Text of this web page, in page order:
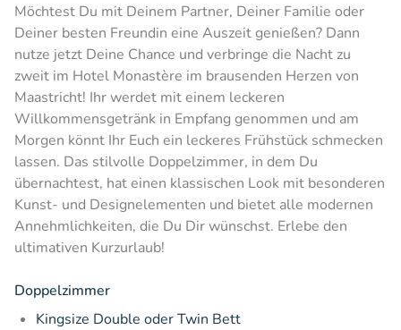
Möchtest Du mit Deinem Partner, Deiner Familie oder
Deiner besten Freundin eine Auszeit genießen? Dann
nutze jetzt Deine Chance und verbringe die Nacht zu
zweit im Hotel Monastère im brausenden Herzen von
Maastricht! Ihr werdet mit einem leckeren
Willkommensgetränk in Empfang genommen und am
Morgen könnt Ihr Euch ein leckeres Frühstück schmecken
lassen. Das stilvolle Doppelzimmer, in dem Du
übernachtest, hat einen klassischen Look mit besonderen
Kunst- und Designelementen und bietet alle modernen
Annehmlichkeiten, die Du Dir wünschst. Erlebe den
ultimativen Kurzurlaub!
Doppelzimmer
Kingsize Double oder Twin Bett